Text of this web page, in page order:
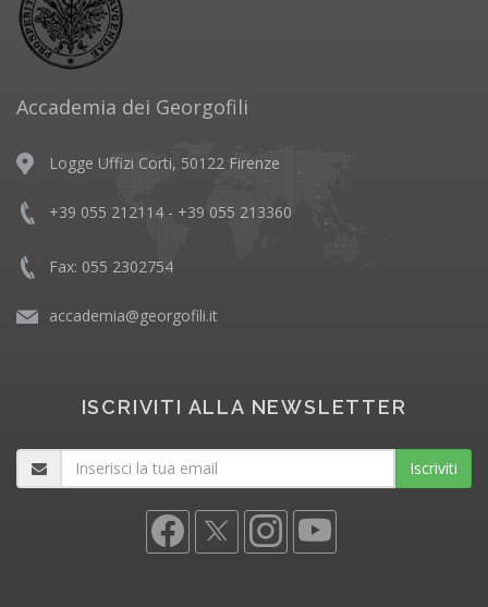
Accademia dei Georgofili
Logge Uffizi Corti, 50122 Firenze
+39 055 212114 - +39 055 213360
Fax: 055 2302754
accademia@georgofili.it
ISCRIVITI ALLA NEWSLETTER
Iscriviti